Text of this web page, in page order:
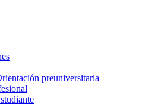
preuniversitaria